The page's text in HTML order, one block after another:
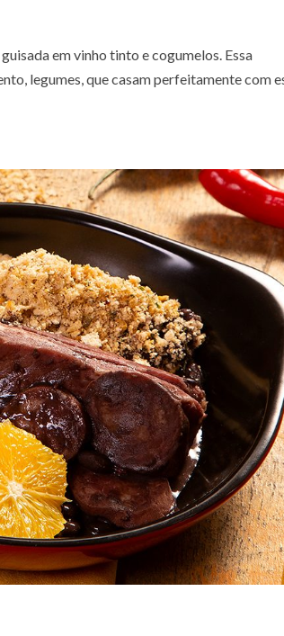
em vinho tinto e cogumelos. Essa
legumes, que casam perfeitamente com